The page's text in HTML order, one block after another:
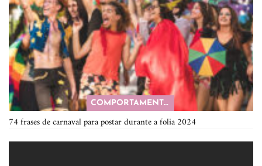
COMPORTAMENTO
74 frases de carnaval para postar durante a folia 2024